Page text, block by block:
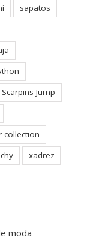
sapatos
Scarpins Jump
collection
xadrez
moda